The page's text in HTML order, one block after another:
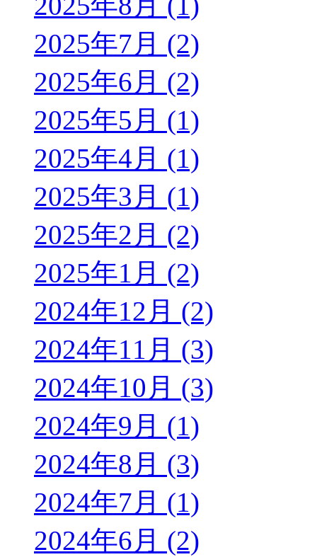
2025年7月 (2)
2025年6月 (2)
2025年5月 (1)
2025年4月 (1)
2025年3月 (1)
2025年2月 (2)
2025年1月 (2)
2024年12月 (2)
2024年11月 (3)
2024年10月 (3)
2024年9月 (1)
2024年8月 (3)
2024年7月 (1)
2024年6月 (2)